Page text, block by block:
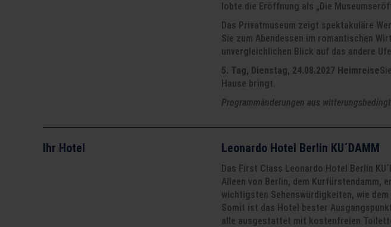
lobte die Eröffnung als „Die
Das Privatmuseum zeigt spektakuläre
Sie zum Abendessen im romantischen
unvergleichlichen Blick auf das andere
5. Tag, Dienstag, 24.08.2027 Heimreise
Hause bringt.
Programmänderungen aus
Ihr Hotel Leonardo Hotel Berlin KU´DAMM
Das First Class Leonardo Hotel Berlin
Alleen von Berlin, dem Kurfürstendamm,
wichtigsten Sehenswürdigkeiten, wie
Somit ist das Hotel bester
alle ausgestattet mit kostenfreien